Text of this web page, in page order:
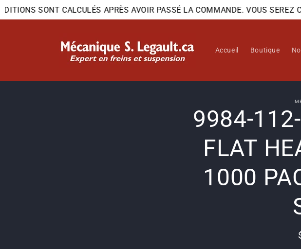
SONT CALCULÉS APRÈS AVOIR PASSÉ LA COMMANDE. VOUS SEREZ
passer
au
Accueil Boutique
informations
produits
9984-
FLAT
1000